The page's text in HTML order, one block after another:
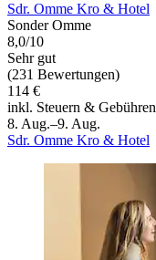
Sdr. Omme Kro & Hotel
Sonder Omme
8,0/10
Sehr gut
(231 Bewertungen)
114 €
inkl. Steuern & Gebühren
8. Aug.–9. Aug.
Sdr. Omme Kro & Hotel